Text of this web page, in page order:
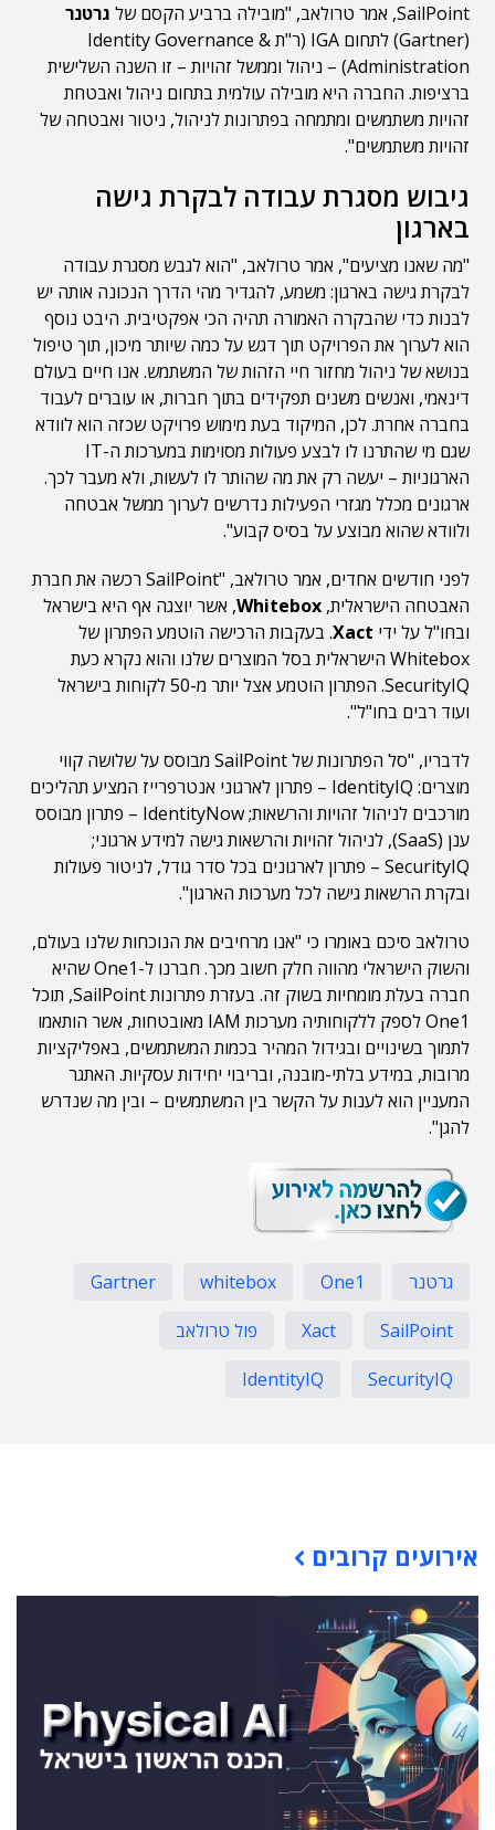
SailPoint, אמר טרולאב, "מובילה ברביע הקסם של
גרטנר
(Gartner) לתחום IGA (ר"ת Identity Governance &
Administration) – ניהול וממשל זהויות – זו השנה השלישית
ברציפות. החברה היא מובילה עולמית בתחום ניהול ואבטחת
זהויות משתמשים ומתמחה בפתרונות לניהול, ניטור ואבטחה של
זהויות משתמשים".
גיבוש מסגרת עבודה לבקרת גישה
בארגון
"מה שאנו מציעים", אמר טרולאב, "הוא לגבש מסגרת עבודה
לבקרת גישה בארגון: משמע, להגדיר מהי הדרך הנכונה אותה יש
לבנות כדי שהבקרה האמורה תהיה הכי אפקטיבית. היבט נוסף
הוא לערוך את הפרויקט תוך דגש על כמה שיותר מיכון, תוך טיפול
בנושא של ניהול מחזור חיי הזהות של המשתמש. אנו חיים בעולם
דינאמי, ואנשים משנים תפקידים בתוך חברות, או עוברים לעבוד
בחברה אחרת. לכן, המיקוד בעת מימוש פרויקט שכזה הוא לוודא
שגם מי שהתרנו לו לבצע פעולות מסוימות במערכות ה-IT
הארגוניות – יעשה רק את מה שהותר לו לעשות, ולא מעבר לכך.
ארגונים מכלל מגזרי הפעילות נדרשים לערוך ממשל אבטחה
ולוודא שהוא מבוצע על בסיס קבוע".
לפני חודשים אחדים, אמר טרולאב, "SailPoint רכשה את חברת
האבטחה הישראלית, Whitebox, אשר יוצגה אף היא בישראל
ובחו"ל על ידי Xact. בעקבות הרכישה הוטמע הפתרון של
Whitebox הישראלית בסל המוצרים שלנו והוא נקרא כעת
SecurityIQ. הפתרון הוטמע אצל יותר מ-50 לקוחות בישראל
ועוד רבים בחו"ל".
לדבריו, "סל הפתרונות של SailPoint מבוסס על שלושה קווי
מוצרים: IdentityIQ – פתרון לארגוני אנטרפרייז המציע תהליכים
מורכבים לניהול זהויות והרשאות; IdentityNow – פתרון מבוסס
ענן (SaaS), לניהול זהויות והרשאות גישה למידע ארגוני;
SecurityIQ – פתרון לארגונים בכל סדר גודל, לניטור פעולות
ובקרת הרשאות גישה לכל מערכות הארגון".
טרולאב סיכם באומרו כי "אנו מרחיבים את הנוכחות שלנו בעולם,
והשוק הישראלי מהווה חלק חשוב מכך. חברנו ל-One1 שהיא
חברה בעלת מומחיות בשוק זה. בעזרת פתרונות SailPoint, תוכל
One1 לספק ללקוחותיה מערכות IAM מאובטחות, אשר הותאמו
לתמוך בשינויים ובגידול המהיר בכמות המשתמשים, באפליקציות
מרובות, במידע בלתי-מובנה, ובריבוי יחידות עסקיות. האתגר
המעניין הוא לענות על הקשר בין המשתמשים – ובין מה שנדרש
להגן".
גרטנר One1
whitebox
Gartner
SailPoint
Xact
פול טרולאב
SecurityIQ
IdentityIQ
אירועים קרובים